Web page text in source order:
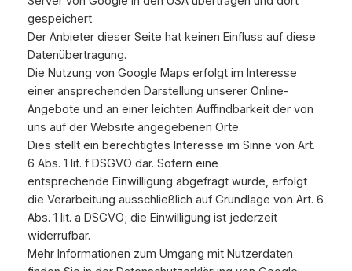
gespeichert.
Der Anbieter dieser Seite hat keinen Einfluss auf diese
Datenübertragung.
Die Nutzung von Google Maps erfolgt im Interesse
einer ansprechenden Darstellung unserer Online-
Angebote und an einer leichten Auffindbarkeit der von
uns auf der Website angegebenen Orte.
Dies stellt ein berechtigtes Interesse im Sinne von Art.
6 Abs. 1 lit. f DSGVO dar. Sofern eine
entsprechende Einwilligung abgefragt wurde, erfolgt
die Verarbeitung ausschließlich auf Grundlage von Art. 6
Abs. 1 lit. a DSGVO; die Einwilligung ist jederzeit
widerrufbar.
Mehr Informationen zum Umgang mit Nutzerdaten